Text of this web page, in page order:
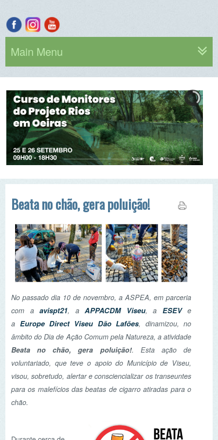
Main Menu
Beata no chão, gera poluição!
No passado dia 10 de novembro, a ASPEA, em parceria
com aavispt21, aAPPACDM Viseu, aESEVe
a Europe Direct Viseu Dão Lafões ,dinamizou, no
âmbito do Dia de Ação Comum pela Natureza, a atividade
voluntariado, que teve o apoio do Município de Viseu,
visou, sobretudo, alertar e consciencializar os transeuntes
para os malefícios das beatas de cigarro atiradas para o
chão.
Durante cerca de
constituído por